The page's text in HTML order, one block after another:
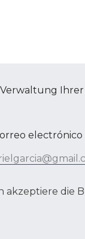
Verwaltung
electrónico
akzeptiere die